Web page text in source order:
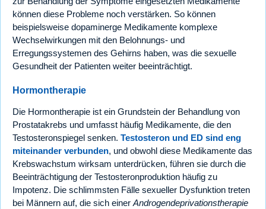
können diese Probleme noch verstärken. So können
beispielsweise dopaminerge Medikamente komplexe
Wechselwirkungen mit den Belohnungs- und
Erregungssystemen des Gehirns haben, was die sexuelle
Gesundheit der Patienten weiter beeinträchtigt.
Hormontherapie
Die Hormontherapie ist ein Grundstein der Behandlung von
Prostatakrebs und umfasst häufig Medikamente, die den
Testosteronspiegel senken. Testosteron und ED sind eng
miteinander verbunden, und obwohl diese Medikamente das
Krebswachstum wirksam unterdrücken, führen sie durch die
Beeinträchtigung der Testosteronproduktion häufig zu
Impotenz. Die schlimmsten Fälle sexueller Dysfunktion treten
bei Männern auf, die sich einer Androgendeprivationstherapie